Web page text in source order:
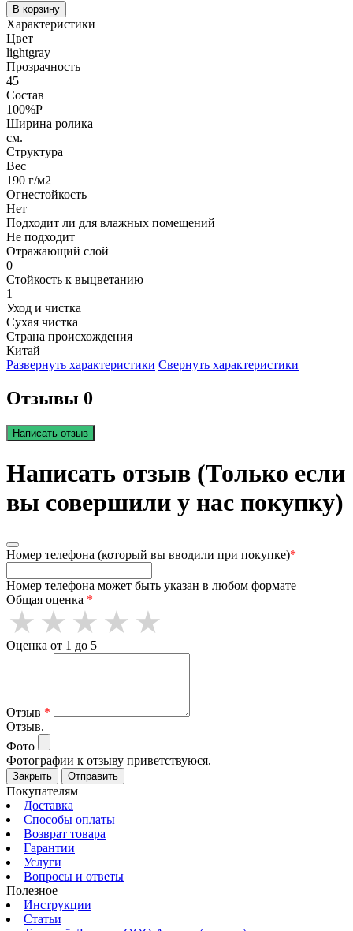
В корзину
Характеристики
Цвет
lightgray
Прозрачность
45
Состав
100%P
Ширина ролика
см.
Структура
Вес
190 г/м2
Огнестойкость
Нет
Подходит ли для влажных помещений
Не подходит
Отражающий слой
0
Стойкость к выцветанию
1
Уход и чистка
Сухая чистка
Страна происхождения
Китай
Развернуть характеристики Свернуть характеристики
Отзывы 0
Написать отзыв
Написать отзыв (Только если
вы совершили у нас покупку)
Номер телефона (который вы вводили при покупке)*
Номер телефона может быть указан в любом формате
Общая оценка *
Оценка от 1 до 5
Отзыв *
Отзыв.
Фото
Фотографии к отзыву приветствуюся.
Закрыть Отправить
Покупателям
Доставка
Способы оплаты
Возврат товара
Гарантии
Услуги
Вопросы и ответы
Полезное
Инструкции
Статьи